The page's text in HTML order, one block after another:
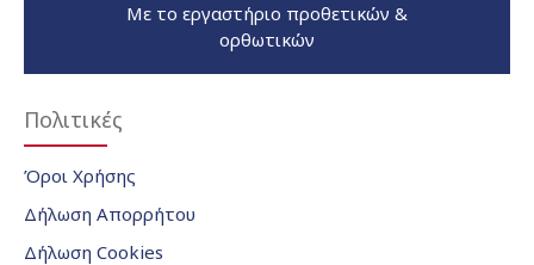
Με το εργαστήριο προθετικών &
ορθωτικών
Πολιτικές
Όροι Χρήσης
Δήλωση Απορρήτου
Δήλωση Cookies